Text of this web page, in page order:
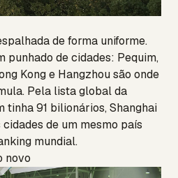
de forma uniforme.
punhado de cidades: Pequim,
Kong e Hangzhou são onde
Pela lista global da
tinha 91 bilionários, Shanghai
de um mesmo país
mundial.
novo